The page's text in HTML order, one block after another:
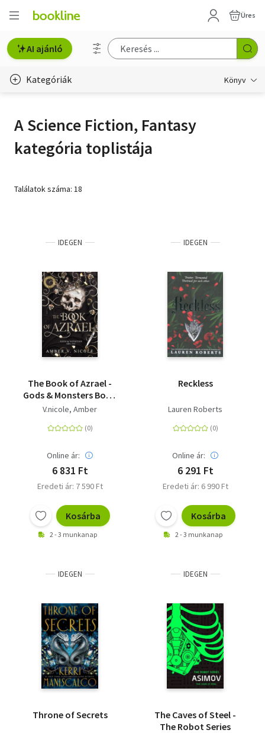
Üres
AI ajánló
Kategóriák Könyv
Erotika
Gyermek- és ifjúsági
Hobbi, szabadidő
Szótár, nyelvkönyv
Tankönyv, segédkönyv
Társadalomtudomány
Természettudomány
Történelem
A Science Fiction, Fantasy
kategória toplistája
Találatok száma: 18
IDEGEN
The Book of Azrael -
Gods & Monsters Book
One
V.nicole, Amber
Online ár:
6 831 Ft
Eredeti ár: 7 590 Ft
Kosárba
2 - 3 munkanap
IDEGEN
Reckless
Lauren Roberts
Online ár:
6 291 Ft
Eredeti ár: 6 990 Ft
Kosárba
2 - 3 munkanap
IDEGEN
Throne of Secrets
IDEGEN
The Caves of Steel -
The Robot Series